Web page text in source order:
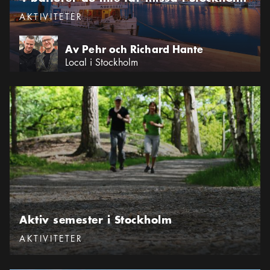
Kategorier:
AKTIVITETER
Av Pehr och Richard Hante
Local i Stockholm
Aktiv semester i Stockholm
Aktiv semester i Stockholm
Kategorier:
AKTIVITETER